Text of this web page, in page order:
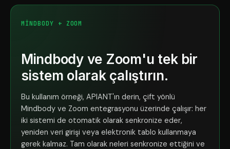
MINDBODY + ZOOM
Mindbody ve Zoom'u tek bir
sistem olarak çalıştırın.
Bu kullanım örneği, APIANT'ın derin, çift yönlü
Mindbody ve Zoom entegrasyonu üzerinde çalışır: her
iki sistemi de otomatik olarak senkronize eder,
yeniden veri girişi veya elektronik tablo kullanmaya
gerek kalmaz. Tam olarak neleri senkronize ettiğini ve